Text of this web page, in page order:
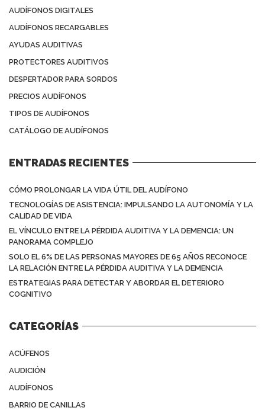
AUDÍFONOS DIGITALES
AUDÍFONOS RECARGABLES
AYUDAS AUDITIVAS
PROTECTORES AUDITIVOS
DESPERTADOR PARA SORDOS
PRECIOS AUDÍFONOS
TIPOS DE AUDÍFONOS
CATÁLOGO DE AUDÍFONOS
ENTRADAS RECIENTES
CÓMO PROLONGAR LA VIDA ÚTIL DEL AUDÍFONO
TECNOLOGÍAS DE ASISTENCIA: IMPULSANDO LA AUTONOMÍA Y LA
CALIDAD DE VIDA
EL VÍNCULO ENTRE LA PÉRDIDA AUDITIVA Y LA DEMENCIA: UN
PANORAMA COMPLEJO
SOLO EL 6% DE LAS PERSONAS MAYORES DE 65 AÑOS RECONOCE
LA RELACIÓN ENTRE LA PÉRDIDA AUDITIVA Y LA DEMENCIA
ESTRATEGIAS PARA DETECTAR Y ABORDAR EL DETERIORO
COGNITIVO
CATEGORÍAS
ACÚFENOS
AUDICIÓN
AUDÍFONOS
BARRIO DE CANILLAS